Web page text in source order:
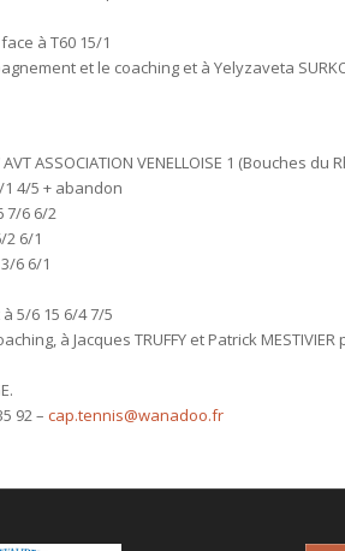
à T60 15/1
et le coaching et à Yelyzaveta
ASSOCIATION VENELLOISE 1 (Bouches du
1 4/5 + abandon
7/6 6/2
2 6/1
6 6/1
5/6 15 6/4 7/5
à Jacques TRUFFY et Patrick
92 –cap.tennis@wanadoo.fr